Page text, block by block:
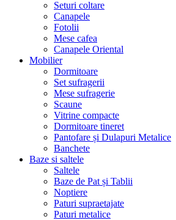
Seturi coltare
Canapele
Fotolii
Mese cafea
Canapele Oriental
Mobilier
Dormitoare
Set sufragerii
Mese sufragerie
Scaune
Vitrine compacte
Dormitoare tineret
Pantofare și Dulapuri Metalice
Banchete
Baze si saltele
Saltele
Baze de Pat și Tablii
Noptiere
Paturi supraetajate
Paturi metalice